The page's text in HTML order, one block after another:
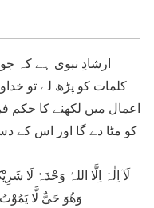
ارشادِ نبوی ہے کہ
کلمات کو پڑھ لے تو
اعمال میں لکھنے کا حکم
کو مٹا دے گا اور اس کے
لَآ اِلٰہَ اِلَّا اللہُ وَحْدَہٗ لَا
وَھُوَ حَیٌّ لَّا